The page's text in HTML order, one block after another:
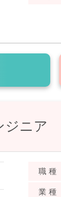
ジニア
職種
業種